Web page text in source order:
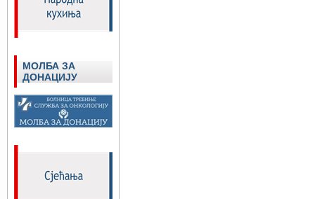
МОЛБА ЗА
ДОНАЦИЈУ